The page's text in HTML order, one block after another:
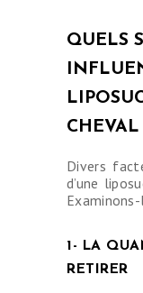
QUELS
Divers
d’une
1- LA
RETIRER